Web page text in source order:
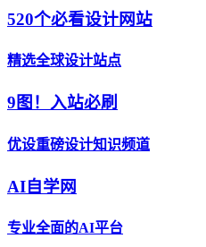
520个必看设计网站
精选全球设计站点
9图！入站必刷
优设重磅设计知识频道
AI自学网
专业全面的AI平台